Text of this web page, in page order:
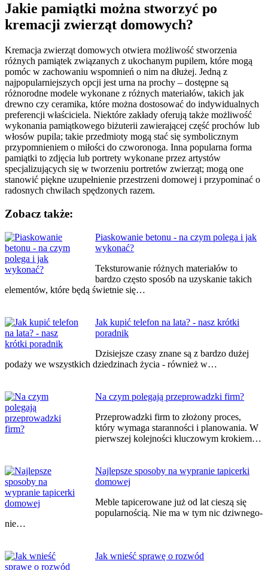
Jakie pamiątki można stworzyć po
kremacji zwierząt domowych?
Kremacja zwierząt domowych otwiera możliwość stworzenia
różnych pamiątek związanych z ukochanym pupilem, które mogą
pomóc w zachowaniu wspomnień o nim na dłużej. Jedną z
najpopularniejszych opcji jest urna na prochy – dostępne są
różnorodne modele wykonane z różnych materiałów, takich jak
drewno czy ceramika, które można dostosować do indywidualnych
preferencji właściciela. Niektóre zakłady oferują także możliwość
wykonania pamiątkowego biżuterii zawierającej część prochów lub
włosów pupila; takie przedmioty mogą stać się symbolicznym
przypomnieniem o miłości do czworonoga. Inna popularna forma
pamiątki to zdjęcia lub portrety wykonane przez artystów
specjalizujących się w tworzeniu portretów zwierząt; mogą one
stanowić piękne uzupełnienie przestrzeni domowej i przypominać o
radosnych chwilach spędzonych razem.
Zobacz także:
Piaskowanie betonu - na czym polega i jak
wykonać?
Teksturowanie różnych materiałów to
bardzo często sposób na uzyskanie takich
elementów, które będą świetnie się…
Jak kupić telefon na lata? - nasz krótki
poradnik
Dzisiejsze czasy znane są z bardzo dużej
podaży we wszystkich dziedzinach życia - również w…
Na czym polegają przeprowadzki firm?
Przeprowadzki firm to złożony proces,
który wymaga staranności i planowania. W
pierwszej kolejności kluczowym krokiem…
Najlepsze sposoby na wypranie tapicerki
domowej
Meble tapicerowane już od lat cieszą się
popularnością. Nie ma w tym nic dziwnego-
nie…
Jak wnieść sprawę o rozwód
Nawigacja
wpisu